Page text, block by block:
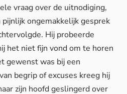
vraag over de uitnodiging,
ongemakkelijk gesprek
Hij probeerde
het niet fijn vond om te horen
gewenst was bij een
begrip of excuses kreeg hij
zijn hoofd geslingerd over